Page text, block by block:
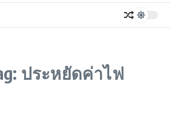
ประหยัดค่าไฟ